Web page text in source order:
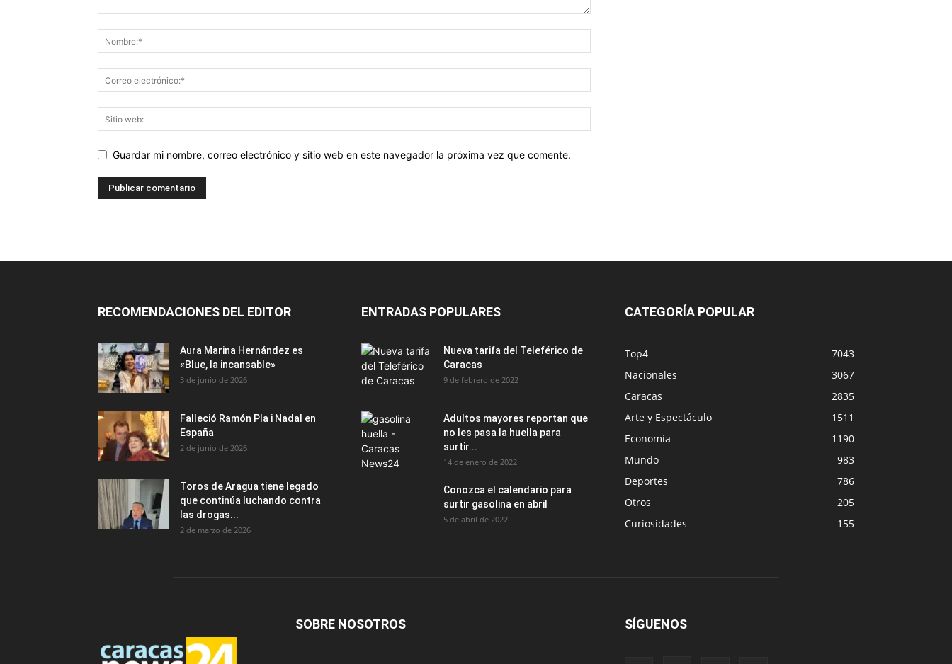
Guardar mi nombre, correo electrónico y sitio web en este navegador la próxima vez que comente.
RECOMENDACIONES DEL EDITOR
Aura Marina Hernández es
«Blue, la incansable»
3 de junio de 2026
Falleció Ramón Pla i Nadal en
España
2 de junio de 2026
Toros de Aragua tiene legado
que continúa luchando contra
las drogas...
2 de marzo de 2026
ENTRADAS POPULARES
Nueva tarifa del Teleférico de
Caracas
9 de febrero de 2022
Adultos mayores reportan que
no les pasa la huella para
surtir...
14 de enero de 2022
Conozca el calendario para
surtir gasolina en abril
5 de abril de 2022
CATEGORÍA POPULAR
Top4
7043
Nacionales
3067
Caracas
2835
Arte y Espectáculo
1511
Economía
1190
Mundo
983
Deportes
786
Otros
205
Curiosidades
155
SOBRE NOSOTROS SÍGUENOS